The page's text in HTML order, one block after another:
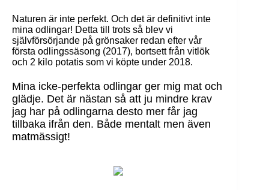
Naturen är inte perfekt. Och det är definitivt inte
mina odlingar! Detta till trots så blev vi
självförsörjande på grönsaker redan efter vår
första odlingssäsong (2017), bortsett från vitlök
och 2 kilo potatis som vi köpte under 2018.
Mina icke-perfekta odlingar ger mig mat och
glädje. Det är nästan så att ju mindre krav
jag har på odlingarna desto mer får jag
tillbaka ifrån den. Både mentalt men även
matmässigt!